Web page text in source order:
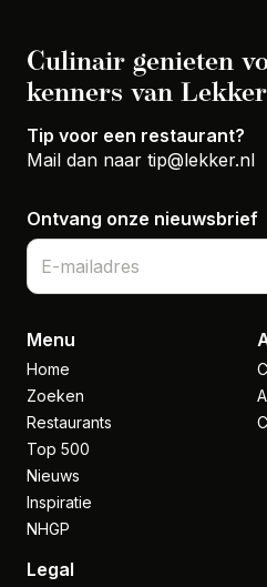
Culinair genieten
kenners van Lekker
Tip voor een restaurant?
Mail dan naar tip@lekker.nl
Ontvang onze nieuwsbrief
Menu
Home
Zoeken
Restaurants
Top 500
Nieuws
Inspiratie
NHGP
Legal